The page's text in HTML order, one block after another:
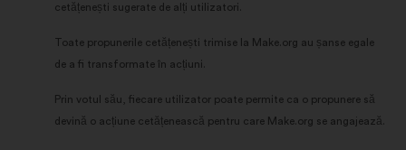
cetățenești sugerate de alți utilizatori.
Toate propunerile cetățenești trimise la Make.org au șanse egale
de a fi transformate în acțiuni.
Prin votul său, fiecare utilizator poate permite ca o propunere să
devină o acțiune cetățenească pentru care Make.org se angajează.